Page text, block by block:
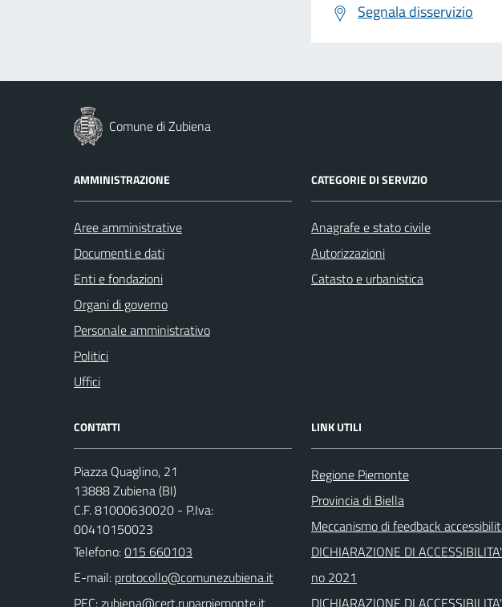
Segnala disservizio
Comune di Zubiena
AMMINISTRAZIONE
Aree amministrative
Documenti e dati
Enti e fondazioni
Organi di governo
Personale amministrativo
Politici
Uffici
CATEGORIE DI SERVIZIO
Anagrafe e stato civile
Autorizzazioni
Catasto e urbanistica
CONTATTI
Piazza Quaglino, 21
13888 Zubiena (BI)
C.F. 81000630020 - P.Iva:
00410150023
Telefono:015 660103
E-mail:
PEC:
LINK UTILI
Regione Piemonte
Provincia di Biella
Meccanismo di feedback
DICHIARAZIONE DI
no 2021
DICHIARAZIONE DI